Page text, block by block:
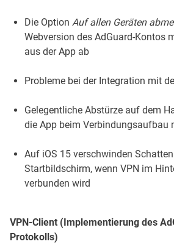
Die Option Auf allen Geräten
Webversion des AdGuard-Kontos
aus der App ab
Probleme bei der Integration mit
Gelegentliche Abstürze auf dem
die App beim Verbindungsaufbau
Auf iOS 15 verschwinden
Startbildschirm, wenn VPN im
verbunden wird
VPN-Client (Implementierung des
Protokolls)